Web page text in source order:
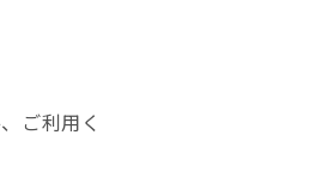
ご利用く